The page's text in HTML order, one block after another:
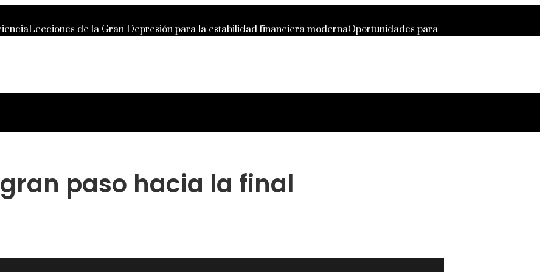
Lecciones de la Gran Depresión para la estabilidad financiera modernaOportunidades para
global
paso hacia la final